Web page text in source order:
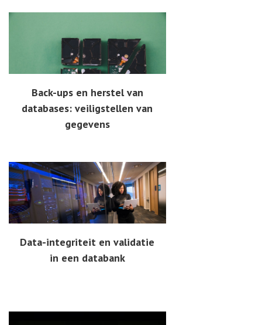
Back-ups en herstel van
databases: veiligstellen van
gegevens
Data-integriteit en validatie
in een databank